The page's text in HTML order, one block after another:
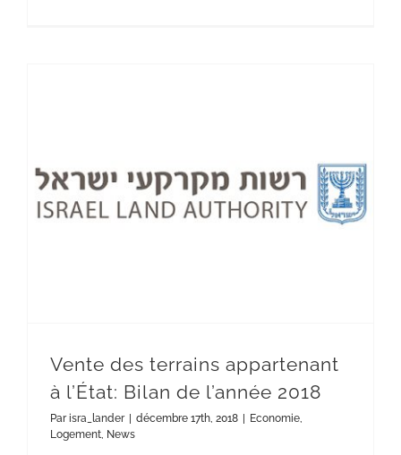
Vente des terrains appartenant
à l’État: Bilan de l’année 2018
Parisra_lander décembre 17th, 2018 Economie,
Logement, News